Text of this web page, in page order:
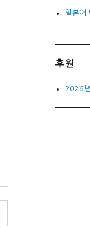
일본어
후원
2026